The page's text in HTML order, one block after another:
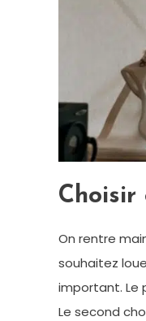
Choisir
On rentre
souhaitez
important. Le
Le second